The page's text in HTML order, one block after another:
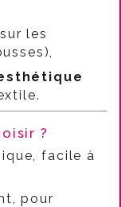
sur les
?
facile à
pour